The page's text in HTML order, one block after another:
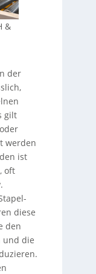
&
der
gilt
werden
ist
oft
diese
den
und die